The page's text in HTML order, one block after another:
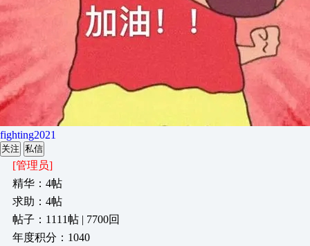
fighting2021
关注 私信
[管理员]
精华：4帖
求助：4帖
帖子：1111帖 | 7700回
年度积分：1040